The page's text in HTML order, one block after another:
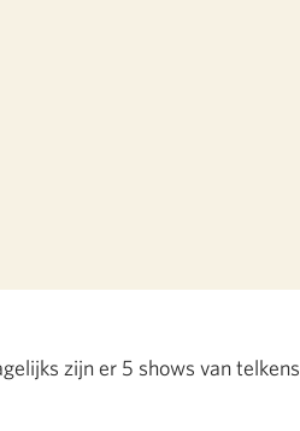
zijn er 5 shows van telkens